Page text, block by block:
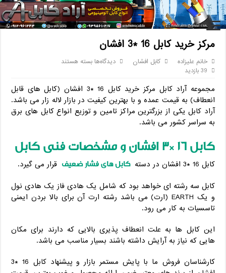
خانه / کابل / کابل افشان / مرکز خرید کابل 16 *3 افشان
مرکز خرید کابل 16 *3 افشان
خانم علیزاده کابل افشان دیدگاه‌هابرای
کابل
16
*3
افشان
بسته هستند
39 بازدید
مجموعه آراد کابل مرکز خرید کابل 16 *3 افشان (کابل های قابل
انعطاف) به قیمت عمده و با بهترین کیفیت در بازار لاله زار می باشد.
آراد کابل یکی از بزرگترین مراکز تامین و توزیع انواع کابل های برق
به سراسر کشور می باشد.
کابل16
*3 افشان و مشخصات فنی کابل
کابل 16 *3 افشان در دسته کابل های فشار ضعیف قرار می گیرد.
کابل سه رشته ای خواهد بود که شامل یک هادی فاز یک هادی نول
و یک EARTH (ارت) می باشد رشته ارت آن برای بالا بردن ایمنی
تاسسیات به کار می رود.
این کابل ها به علت انعطاف پذیری بالایی که دارند برای مکان
هایی که نیاز به آرایش داشته باشند بسیار مناسب می باشد.
کارشناسان فروش ما با پایش مستمر بازار و پیشنهاد کابل 16 *3